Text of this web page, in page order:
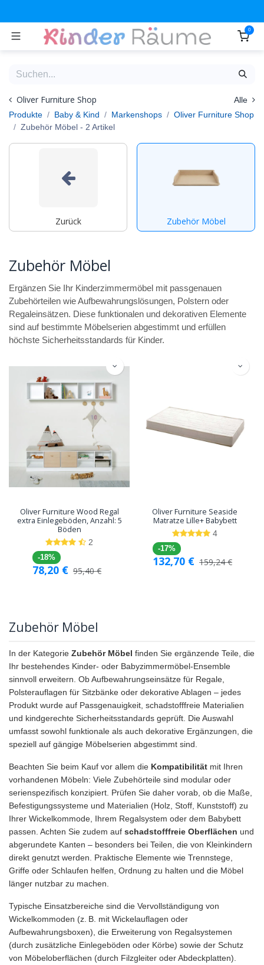
0
Oliver Furniture Shop
Alle
Produkte
Baby & Kind Markenshops
Oliver Furniture Shop
Zubehör Möbel - 2 Artikel
Zurück Zubehör Möbel
Zubehör Möbel
Ergänzen Sie Ihr Kinderzimmermöbel mit passgenauen
Zubehörteilen wie Aufbewahrungslösungen, Polstern oder
Regaleinsätzen. Diese funktionalen und dekorativen Elemente
sind auf bestimmte Möbelserien abgestimmt und erfüllen
höchste Sicherheitsstandards für Kinder.
Oliver Furniture Wood Regal
extra Einlegeböden, Anzahl: 5
Böden
2
-18%
78,20 € 95,40€
Oliver Furniture Seaside
Matratze Lille+ Babybett
4
-17%
132,70 € 159,24€
Zubehör Möbel
In der Kategorie Zubehör Möbel finden Sie ergänzende Teile, die
Ihr bestehendes Kinder- oder Babyzimmermöbel-Ensemble
sinnvoll erweitern. Ob Aufbewahrungseinsätze für Regale,
Polsterauflagen für Sitzbänke oder dekorative Ablagen – jedes
Produkt wurde auf Passgenauigkeit, schadstofffreie Materialien
und kindgerechte Sicherheitsstandards geprüft. Die Auswahl
umfasst sowohl funktionale als auch dekorative Ergänzungen, die
speziell auf gängige Möbelserien abgestimmt sind.
Beachten Sie beim Kauf vor allem die Kompatibilität mit Ihren
vorhandenen Möbeln: Viele Zubehörteile sind modular oder
serienspezifisch konzipiert. Prüfen Sie daher vorab, ob die Maße,
Befestigungssysteme und Materialien (Holz, Stoff, Kunststoff) zu
Ihrer Wickelkommode, Ihrem Regalsystem oder dem Babybett
passen. Achten Sie zudem auf schadstofffreie Oberflächen und
abgerundete Kanten – besonders bei Teilen, die von Kleinkindern
direkt genutzt werden. Praktische Elemente wie Trennstege,
Griffe oder Schlaufen helfen, Ordnung zu halten und die Möbel
länger nutzbar zu machen.
Typische Einsatzbereiche sind die Vervollständigung von
Wickelkommoden (z. B. mit Wickelauflagen oder
Aufbewahrungsboxen), die Erweiterung von Regalsystemen
(durch zusätzliche Einlegeböden oder Körbe) sowie der Schutz
von Möbeloberflächen (durch Filzgleiter oder Abdeckplatten).